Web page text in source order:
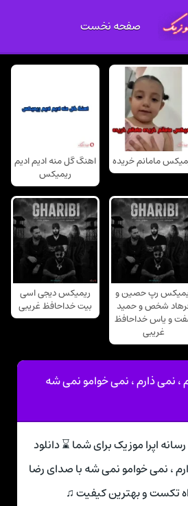
صفحه نخست
مامانم خریده
اهنگ گل منه ادیم ادیم
ریمیکس
رپ حصین و
شخص و حمید
و یاس خداحافظ
غریبی
ریمیکس دیجی اسی
بیت خداحافظ غریبی
، نمی ذارم ، نمی خوامو نمی شه
اپرا موزیک برای شما ⌛ دانلود
، نمی خوامو نمی شه با صدای رضا
تکست و بهترین کیفیت ♫